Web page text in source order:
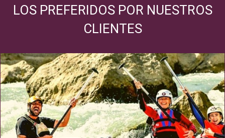
LOS PREFERIDOS POR NUESTROS
CLIENTES